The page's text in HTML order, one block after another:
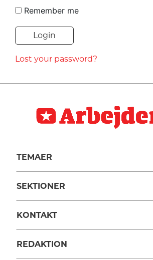
TIL
NAVNE
HISTORIE
TEORI
Remember me
Lost your password?
TEMAER
SEKTIONER
KONTAKT
REDAKTION